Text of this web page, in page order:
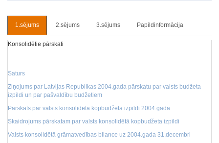
1.sējums 2.sējums 3.sējums Papildinformācija
Konsolidētie pārskati
Saturs
Ziņojums par Latvijas Republikas 2004.gada pārskatu par valsts budžeta
izpildi un par pašvaldību budžetiem
Pārskats par valsts konsolidētā kopbudžeta izpildi 2004.gadā
Skaidrojums pārskatam par valsts konsolidētā kopbudžeta izpildi
Valsts konsolidētā grāmatvedības bilance uz 2004.gada 31.decembri